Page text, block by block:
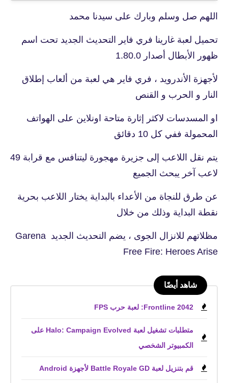
اللهم صل وسلم وبارك على سيدنا محمد
تحميل لعبة غارينا فري فاير التحديث الجديد تحت اسم
ظهور الأبطال أصدار 1.80.0
لأجهزة الأندرويد ، فري فاير هي لعبة من ألعاب إطلاق
النار و الحرب و القنص
او المسدسات لاكثر إثارة متاحة اونلاين على الهواتف
المحمولة ففي كل 10 دقائق
يتم نقل اللاعب إلى جزيرة مهجورة ليتنافس مع قرابة 49
لاعب آخر يبحث الجميع
عن طرق للنجاة من الأعداء بالبداية يختار اللاعب بحرية
نقطة البداية وذلك من خلال
مظلاتهم للانزال الجوى ، يضم التحديث الجديد Garena
Free Fire: Heroes Arise
شاهد أيضًا
Frontline 2042: لعبة حرب FPS
متطلبات تشغيل لعبة Halo: Campaign Evolved على
الكمبيوتر الشخصي
قم بتنزيل لعبة Battle Royale GD لأجهزة Android